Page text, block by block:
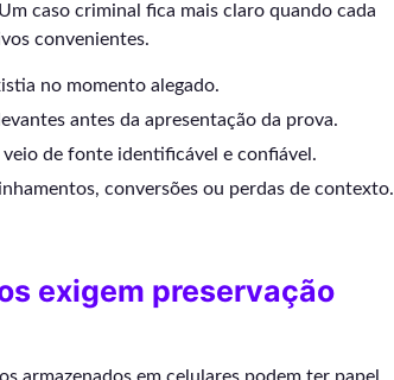
caso criminal fica mais claro quando cada
convenientes.
no momento alegado.
antes da apresentação da prova.
de fonte identificável e confiável.
conversões ou perdas de contexto.
exigem preservação